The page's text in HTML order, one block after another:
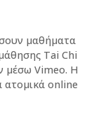
μαθήματα
Tai Chi
μέσω Vimeo. Η
ατομικά online